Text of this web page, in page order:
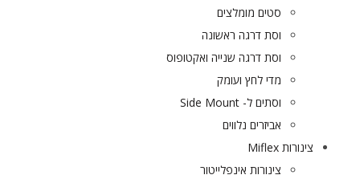
סטים מומלצים
וסת דרגה ראשונה
וסת דרגה שנייה ואקטופוס
מדי לחץ ועומק
וסתים ל- Side Mount
אביזרים נלווים
צינורות Miflex
צינורות אינפלייטור